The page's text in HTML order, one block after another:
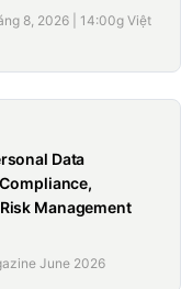
8, 2026 | 14:00g Việt
Data
Management
June 2026